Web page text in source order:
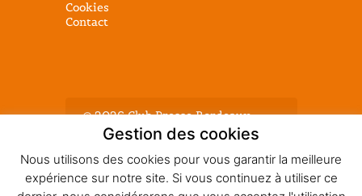
Cookies
Contact
@ 2026 Club Presse Bordeaux -
Tous droits réservés - Mentions
légales
Gestion des cookies
Nous utilisons des cookies pour vous garantir la meilleure
expérience sur notre site. Si vous continuez à utiliser ce